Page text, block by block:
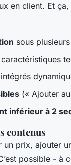
en client. Et ça,
sous
(« Ajouter
inférieur à 2
contenus
un prix, ajouter
possible -